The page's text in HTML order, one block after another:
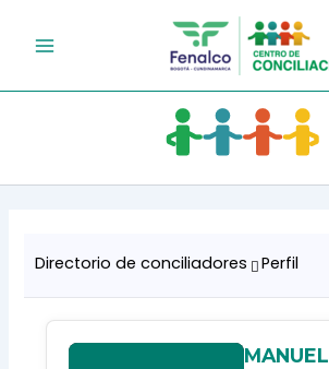
Directorio de conciliadores Perfil
MANUEL